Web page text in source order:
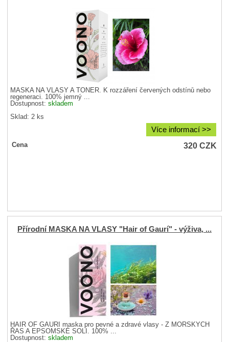
MASKA NA VLASY A TONER. K rozzáření červených odstínů nebo
regeneraci. 100% jemný ...
Dostupnost:skladem
Sklad: 2 ks
Více informací >>
Cena 320CZK
Přírodní MASKA NA VLASY "Hair of Gaurí" - výživa, ...
HAIR OF GAURÍ maska pro pevné a zdravé vlasy - Z MOŘSKÝCH
ŘAS A EPSOMSKÉ SOLI. 100% ...
Dostupnost:skladem